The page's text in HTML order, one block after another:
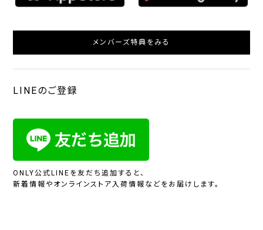
メンバーズ特典をみる
LINEのご登録
ONLY公式LINEを友だち追加すると、
新着情報やオンラインストア入荷情報などをお届けします。